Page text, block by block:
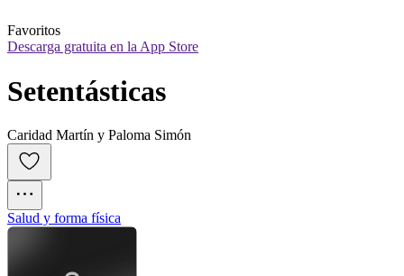
Favoritos
Descarga gratuita en la App Store
Setentásticas
Caridad Martín y Paloma Simón
Salud y forma física